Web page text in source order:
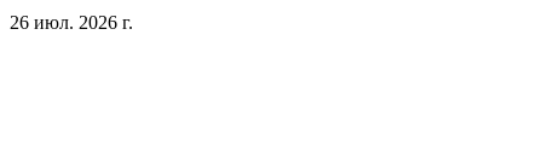
26 июл. 2026 г.